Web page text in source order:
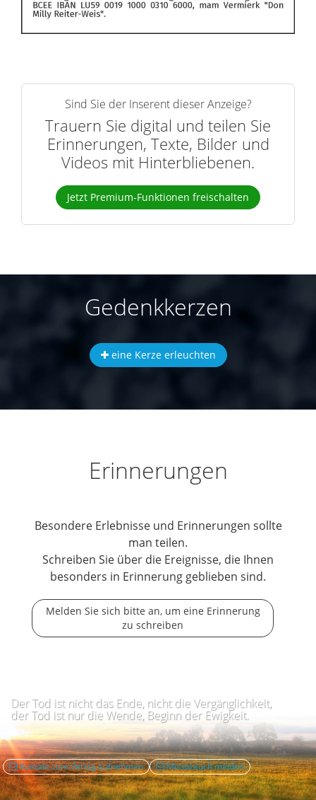
Sind Sie der Inserent dieser Anzeige?
Trauern Sie digital und teilen Sie
Erinnerungen, Texte, Bilder und
Videos mit Hinterbliebenen.
Jetzt Premium-Funktionen freischalten
Gedenkkerzen
eine Kerze erleuchten
Erinnerungen
Besondere Erlebnisse und Erinnerungen sollte
man teilen.
Schreiben Sie über die Ereignisse, die Ihnen
besonders in Erinnerung geblieben sind.
Melden Sie sich bitte an, um eine Erinnerung
zu schreiben
Der Tod ist nicht das Ende, nicht die Vergänglichkeit,
der Tod ist nur die Wende, Beginn der Ewigkeit.
Kontakt zum Verlag aufnehmen Missbrauch melden